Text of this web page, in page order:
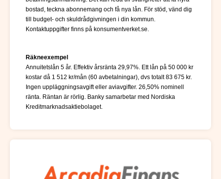
bostad, teckna abonnemang och få nya lån. För stöd, vänd dig
till budget- och skuldrådgivningen i din kommun.
Kontaktuppgifter finns på konsumentverket.se.
Räkneexempel
Annuitetslån 5 år. Effektiv årsränta 29,97%. Ett lån på 50 000 kr
kostar då 1 512 kr/mån (60 avbetalningar), dvs totalt 83 675 kr.
Ingen uppläggningsavgift eller aviavgifter. 26,50% nominell
ränta. Räntan är rörlig. Banky samarbetar med Nordiska
Kreditmarknadsaktiebolaget.